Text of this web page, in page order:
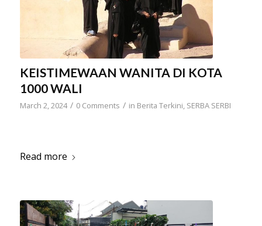
KEISTIMEWAAN WANITA DI KOTA
1000 WALI
March 2, 2024 / 0 Comments / in Berita Terkini, SERBA SERBI
Read more